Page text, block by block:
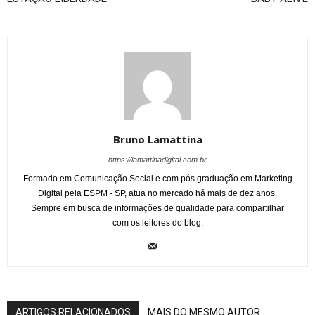
Bruno Lamattina
https://lamattinadigital.com.br
Formado em Comunicação Social e com pós graduação em Marketing
Digital pela ESPM - SP, atua no mercado há mais de dez anos.
Sempre em busca de informações de qualidade para compartilhar
com os leitores do blog.
ARTIGOS RELACIONADOS MAIS DO MESMO AUTOR